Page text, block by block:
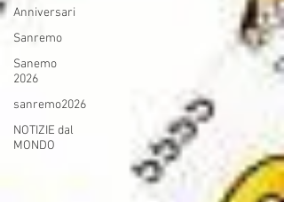
Anniversari
Sanremo
Sanemo
2026
sanremo2026
NOTIZIE dal
MONDO